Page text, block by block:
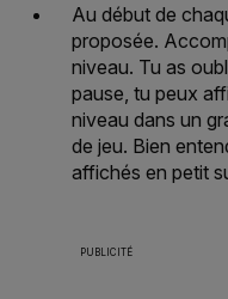
Au début de
proposée.
niveau. Tu as
pause, tu peux
niveau dans un
de jeu. Bien
affichés en petit
PUBLICITÉ